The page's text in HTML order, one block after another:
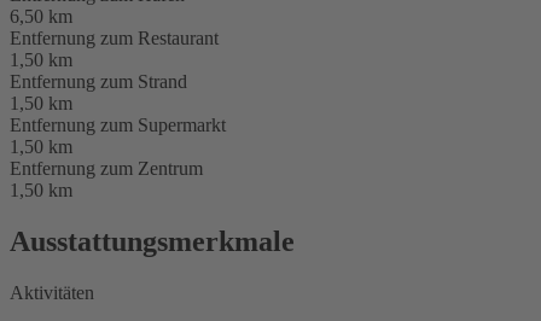
6,50 km
Entfernung zum Restaurant
1,50 km
Entfernung zum Strand
1,50 km
Entfernung zum Supermarkt
1,50 km
Entfernung zum Zentrum
1,50 km
Ausstattungsmerkmale
Aktivitäten